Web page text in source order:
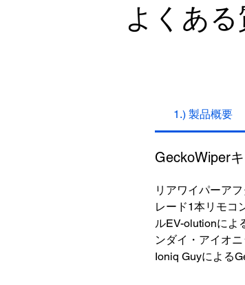
よくある
1.) 製品概要
GeckoWiper
リアワイパーア
レード1本リモコ
ルEV-olutionによ
ンダイ・アイオ
Ioniq Guyによる